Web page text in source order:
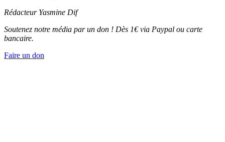
Rédacteur Yasmine Dif
Soutenez notre média par un don ! Dès 1€ via Paypal ou carte
bancaire.
Faire un don